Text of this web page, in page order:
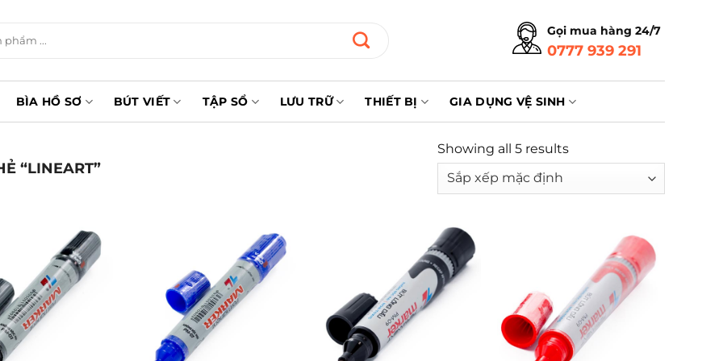
Gọi mua hàng 24/7
0777 939 291
BÌA HỒ SƠ BÚT VIẾT TẬP SỔ LƯU TRỮ THIẾT BỊ GIA DỤNG VỆ SINH
“LINEART”
Showing all 5 results